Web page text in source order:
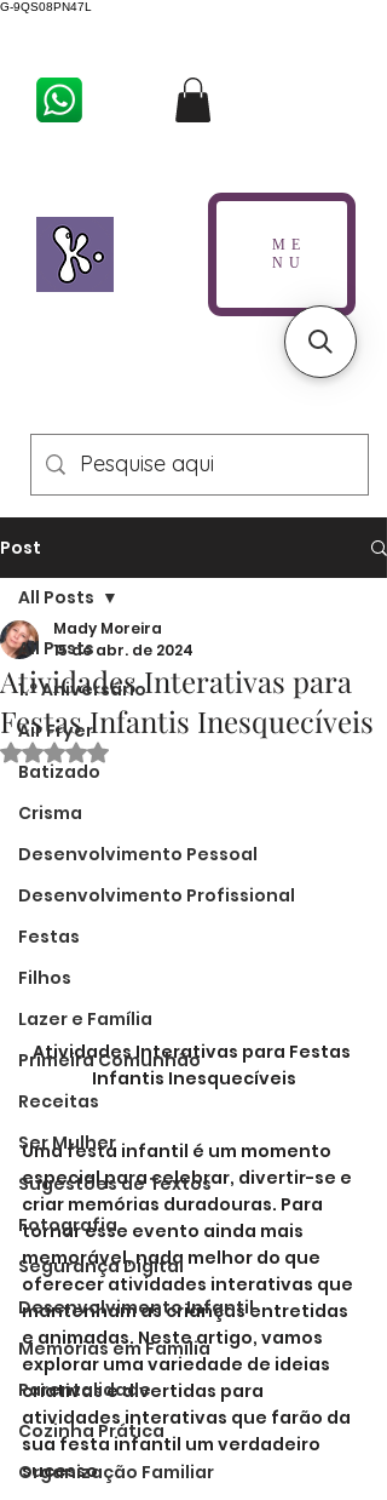
G-9QS08PN47L
ME
NU
Post
All Posts
1.º Aniversário
Air Fryer
Batizado
Crisma
Desenvolvimento Pessoal
Desenvolvimento Profissional
Festas
Filhos
Lazer e Família
Primeira Comunhão
Receitas
Ser Mulher
Sugestões de Textos
Fotografia
Segurança Digital
Desenvolvimento Infantil
Memórias em Família
Parentalidade
Cozinha Prática
Organização Familiar
All Posts
Atividades Interativas para
Festas Infantis Inesquecíveis
Mady Moreira
15 de abr. de 2024
Avaliado com NaN de 5 estrelas.
Atividades Interativas para Festas
Infantis Inesquecíveis
Uma festa infantil é um momento
especial para celebrar, divertir-se e
criar memórias duradouras. Para
tornar esse evento ainda mais
memorável, nada melhor do que
oferecer atividades interativas que
mantenham as crianças entretidas
e animadas. Neste artigo, vamos
explorar uma variedade de ideias
criativas e divertidas para
atividades interativas que farão da
sua festa infantil um verdadeiro
sucesso.